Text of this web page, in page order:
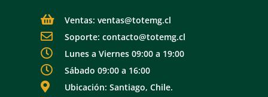
Ventas: ventas@totemg.cl
Soporte: contacto@totemg.cl
Lunes a Viernes 09:00 a 19:00
Sábado 09:00 a 16:00
Ubicación: Santiago, Chile.